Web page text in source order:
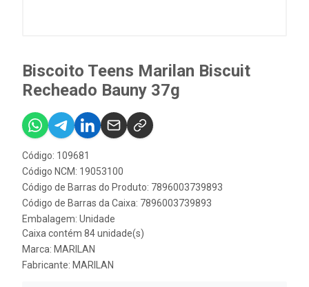
Biscoito Teens Marilan Biscuit
Recheado Bauny 37g
Código: 109681
Código NCM: 19053100
Código de Barras do Produto: 7896003739893
Código de Barras da Caixa: 7896003739893
Embalagem: Unidade
Caixa contém 84 unidade(s)
Marca: MARILAN
Fabricante: MARILAN